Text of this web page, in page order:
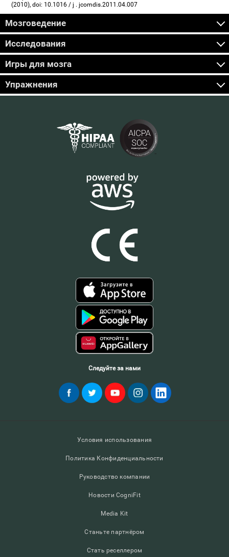
(2010), doi: 10.1016 / j . jcomdis.2011.04.007
Мозговедение
Исследования
Игры для мозга
Упражнения
Следуйте за нами
Условия использования
Политика Конфиденциальности
Руководство компании
Новости CogniFit
Media Kit
Станьте партнёром
Стать реселлером